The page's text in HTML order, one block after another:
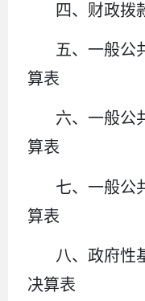
四、财政拨
五、一般公
算表
六、一般公
算表
七、一般公
算表
八、政府性
决算表